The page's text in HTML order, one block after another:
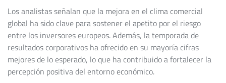
Los analistas señalan que la mejora en el clima comercial
global ha sido clave para sostener el apetito por el riesgo
entre los inversores europeos. Además, la temporada de
resultados corporativos ha ofrecido en su mayoría cifras
mejores de lo esperado, lo que ha contribuido a fortalecer la
percepción positiva del entorno económico.